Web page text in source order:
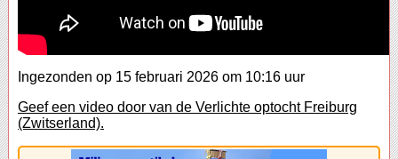
Ingezonden op 15 februari 2026 om 10:16 uur
Geef een video door van de Verlichte optocht Freiburg
(Zwitserland).